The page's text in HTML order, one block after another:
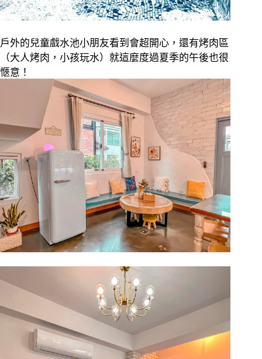
戶外的兒童戲水池小朋友看到會超開心，還有烤肉區
（大人烤肉，小孩玩水）就這麼度過夏季的午後也很
愜意！